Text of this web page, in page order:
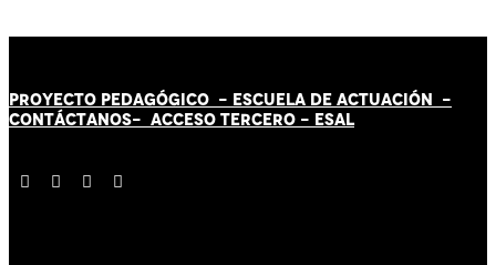
PROYECTO PEDAGÓGICO - ESCUELA DE ACTUACIÓN -
CONTÁCTANOS- ACCESO TERCERO - ESAL